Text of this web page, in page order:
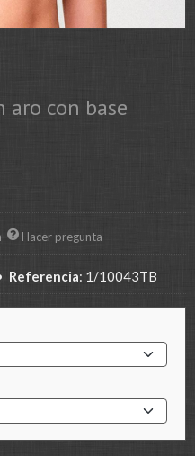
aro con base
Hacer pregunta
Referencia: 1/10043TB